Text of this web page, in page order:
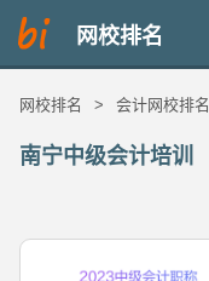
网校排名
网校排名 > 会计网校排名
南宁中级会计培训